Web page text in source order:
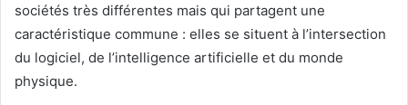
sociétés très différentes mais qui partagent une
caractéristique commune : elles se situent à l’intersection
du logiciel, de l’intelligence artificielle et du monde
physique.